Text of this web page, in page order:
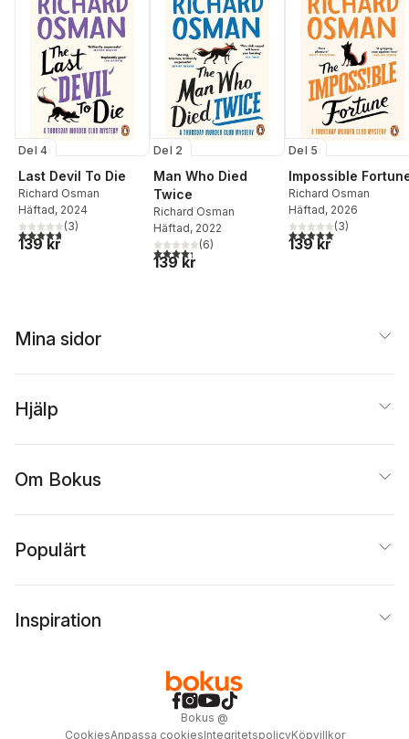
Del 4
Last Devil To Die
Richard Osman
Häftad, 2024
4,7utav 5 stjärnor. Totalt antal röster:
(3)
139 kr
Del 2
Man Who Died
Twice
Richard Osman
Häftad, 2022
4,3utav 5 stjärnor. Totalt antal röster:
(6)
139 kr
Del 5
Impossible
Richard Osman
Häftad, 2026
5,0utav 5 stjärnor.
(3)
139 kr
Mina sidor
Hjälp
Om Bokus
Populärt
Inspiration
Bokus @
CookiesAnpassa cookiesIntegritetspolicyKöpvillkor